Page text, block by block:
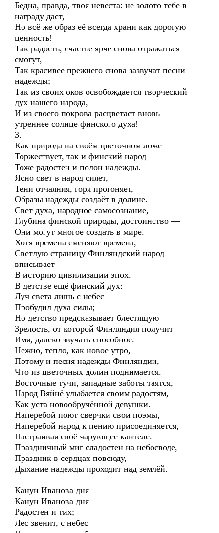
Бедна, правда, твоя невеста: не золото тебе в
награду даст,
Но всё же образ её всегда храни как дорогую
ценность!
Так радость, счастье ярче снова отражаться
смогут,
Так красивее прежнего снова зазвучат песни
надежды;
Так из своих оков освобождается творческий
дух нашего народа,
И из своего покрова расцветает вновь
утреннее солнце финского духа!
3.
Как природа на своём цветочном ложе
Торжествует, так и финский народ
Тоже радостен и полон надежды.
Ясно свет в народ сияет,
Тени отчаяния, горя прогоняет,
Образы надежды создаёт в долине.
Свет духа, народное самосознание,
Глубина финской природы, достоинство —
Они могут многое создать в мире.
Хотя времена сменяют времена,
Светлую страницу Финляндский народ
вписывает
В историю цивилизации эпох.
В детстве ещё финский дух:
Луч света лишь с небес
Пробудил духа силы;
Но детство предсказывает блестящую
Зрелость, от которой Финляндия получит
Имя, далеко звучать способное.
Нежно, тепло, как новое утро,
Потому и песня надежды Финляндии,
Что из цветочных долин поднимается.
Восточные тучи, западные заботы таятся,
Народ Вяйнё улыбается своим радостям,
Как уста новообручённой девушки.
Наперебой поют сверчки свои поэмы,
Наперебой народ к пению присоединяется,
Настраивая своё чарующее кантеле.
Праздничный миг сладостен на небосводе,
Праздник в сердцах повсюду,
Дыхание надежды проходит над землёй.
Канун Иванова дня
Канун Иванова дня
Радостен и тих;
Лес звенит, с небес